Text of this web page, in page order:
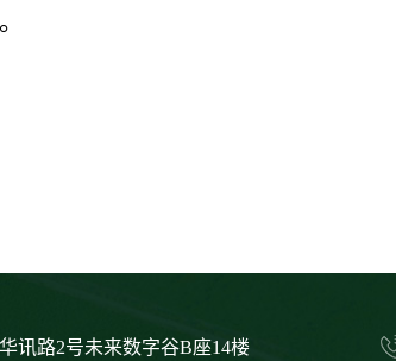
讯路2号未来数字谷B座14楼